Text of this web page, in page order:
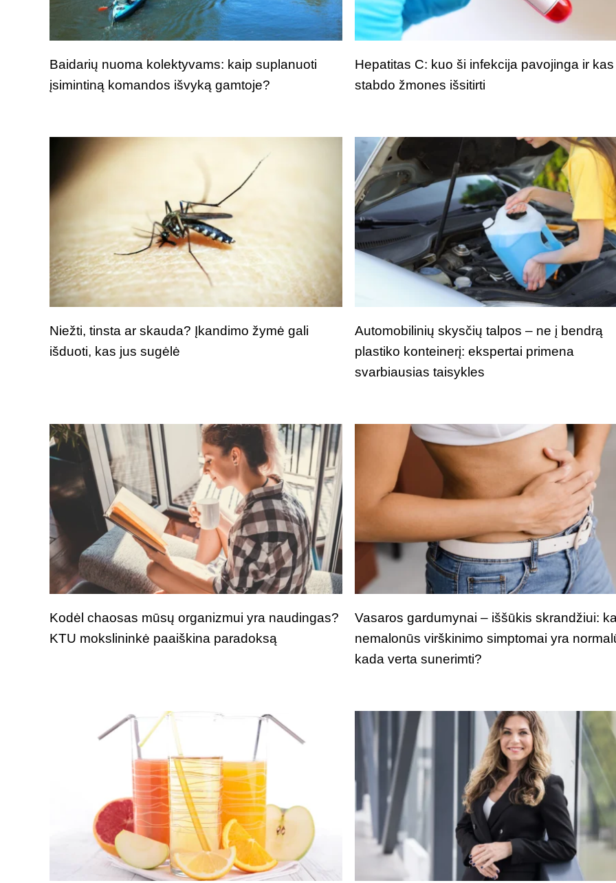
Baidarių nuoma kolektyvams: kaip suplanuoti
įsimintiną komandos išvyką gamtoje?
Hepatitas C: kuo ši infekcija pavojinga ir kas
stabdo žmones išsitirti
Niežti, tinsta ar skauda? Įkandimo žymė gali
išduoti, kas jus sugėlė
Automobilinių skysčių talpos – ne į bendrą
plastiko konteinerį: ekspertai primena
svarbiausias taisykles
Kodėl chaosas mūsų organizmui yra naudingas?
KTU mokslininkė paaiškina paradoksą
Vasaros gardumynai – iššūkis skrandžiui:
nemalonūs virškinimo simptomai yra
kada verta sunerimti?